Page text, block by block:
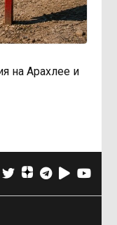
на Арахлее и